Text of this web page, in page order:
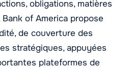
obligations, matières
of America propose
de couverture des
stratégiques, appuyées
plateformes de